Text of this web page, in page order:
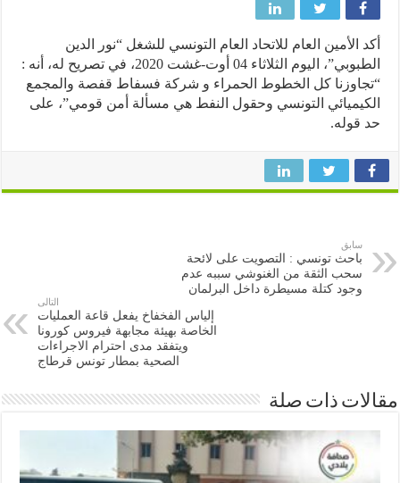
الأمين العام للاتحاد العام التونسي للشغل “نور الدين
الطبوبي”، اليوم الثلاثاء 04 أوت-غشت 2020، في تصريح له، أنه :
كل الخطوط الحمراء و شركة فسفاط قفصة والمجمع
التونسي وحقول النفط هي مسألة أمن قومي”، على
قوله.
باحث تونسي : التصويت على لائحة
سحب الثقة من الغنوشي سببه عدم
وجود كتلة مسيطرة داخل البرلمان
إلياس الفخفاخ يفعل قاعة العمليات
الخاصة بهيئة مجابهة فيروس كورونا
ويتفقد مدى احترام الاجراءات
الصحية بمطار تونس قرطاج
ذات صلة